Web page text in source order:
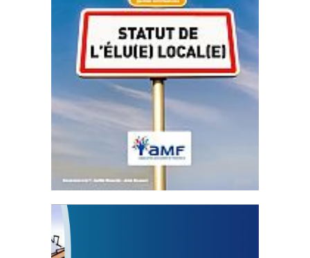
Statut de l’élu local
3 avril 2024
Mise à jour avril 2024